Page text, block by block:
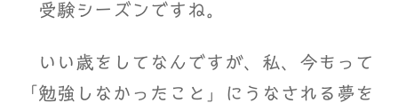
受験シーズンですね。
いい歳をしてなんですが、私、今もって
「勉強しなかったこと」にうなされる夢を